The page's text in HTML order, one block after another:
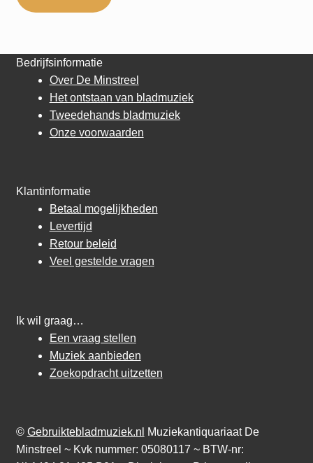
Bedrijfsinformatie
Over De Minstreel
Het ontstaan van bladmuziek
Tweedehands bladmuziek
Onze voorwaarden
Klantinformatie
Betaal mogelijkheden
Levertijd
Retour beleid
Veel gestelde vragen
Ik wil graag…
Een vraag stellen
Muziek aanbieden
Zoekopdracht uitzetten
© Gebruiktebladmuziek.nl
Muziekantiquariaat De
Minstreel ~ Kvk nummer: 05080117 ~ BTW-nr: